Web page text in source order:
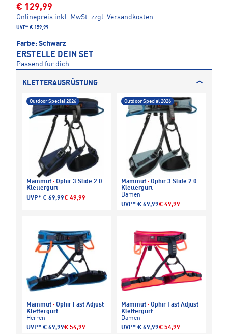
€ 129,99
Onlinepreis inkl. MwSt. zzgl. Versandkosten
UVP* € 159,99
Farbe: Schwarz
ERSTELLE DEIN SET
Passend für dich:
KLETTERAUSRÜSTUNG
Outdoor Special 2026
Mammut · Ophir 3 Slide 2.0
Klettergurt
UVP* € 69,99€ 49,99
Outdoor Special 2026
Mammut · Ophir 3 Slide 2.0
Klettergurt
Damen
UVP* € 69,99€ 49,99
Mammut · Ophir Fast Adjust
Klettergurt
Herren
UVP* € 69,99€ 54,99
Mammut · Ophir Fast Adjust
Klettergurt
Damen
UVP* € 69,99€ 54,99